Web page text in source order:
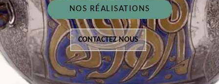
NOS RÉALISATIONS
CONTACTEZ NOUS